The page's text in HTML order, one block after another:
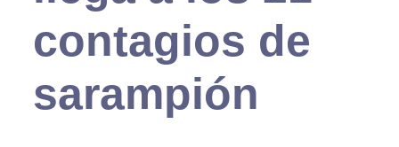
contagios de
sarampión